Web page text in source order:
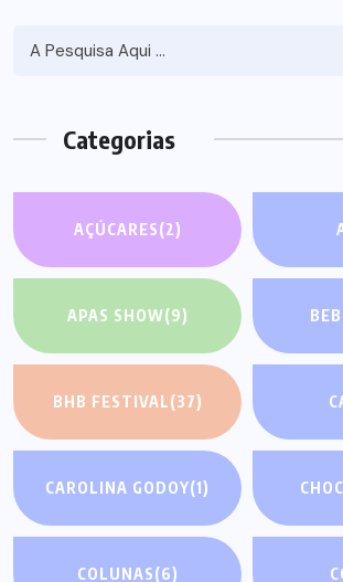
Categorias
AÇÚCARES(2)
APAS SHOW(9)
BHB FESTIVAL(37)
CAROLINA GODOY(1)
COLUNAS(6)